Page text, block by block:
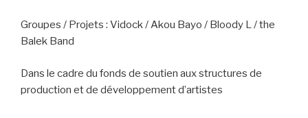
Groupes / Projets : Vidock / Akou Bayo / Bloody L / the
Balek Band
Dans le cadre du fonds de soutien aux structures de
production et de développement d’artistes